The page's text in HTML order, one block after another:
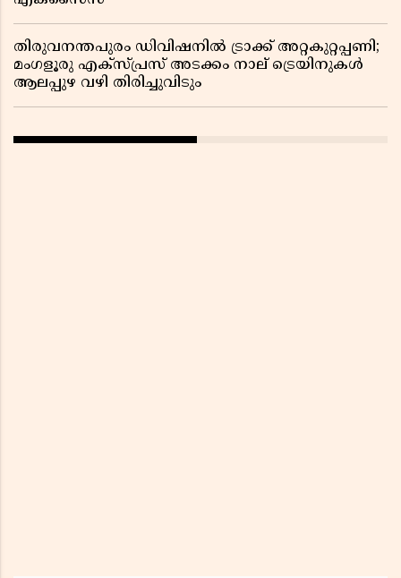
തിരുവനന്തപുരം ഡിവിഷനിൽ ട്രാക്ക് അറ്റകുറ്റപ്പണി;
മംഗളൂരു എക്സ്പ്രസ് അടക്കം നാല് ട്രെയിനുകൾ
ആലപ്പുഴ വഴി തിരിച്ചുവിടും